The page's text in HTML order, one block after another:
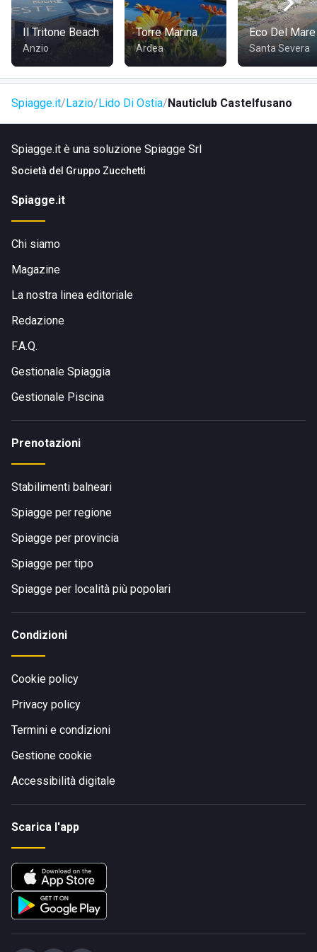
Il Tritone Beach
Anzio
Torre Marina
Ardea
Eco Del Mare
Santa Severa
Spiagge.it Lazio Lido Di Ostia Nauticlub Castelfusano
Spiagge.it è una soluzione Spiagge Srl
Società del Gruppo Zucchetti
Spiagge.it
Chi siamo
Magazine
La nostra linea editoriale
Redazione
F.A.Q.
Gestionale Spiaggia
Gestionale Piscina
Prenotazioni
Stabilimenti balneari
Spiagge per regione
Spiagge per provincia
Spiagge per tipo
Spiagge per località più popolari
Condizioni
Cookie policy
Privacy policy
Termini e condizioni
Gestione cookie
Accessibilità digitale
Scarica l'app